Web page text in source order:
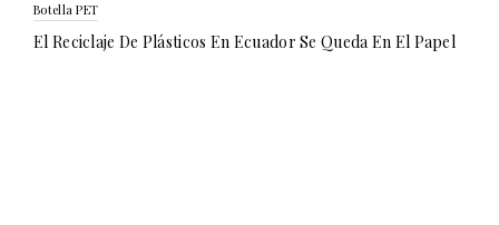
Botella PET
El Reciclaje De Plásticos En Ecuador Se Queda En El Papel